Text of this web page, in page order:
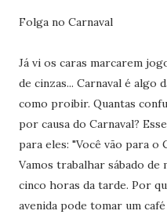
Folga no Carnaval
Já vi os caras marcarem
de cinzas... Carnaval é algo
como proibir. Quantas
por causa do Carnaval?
para eles: "Você vão para o
Vamos trabalhar sábado de
cinco horas da tarde. Por
avenida pode tomar um